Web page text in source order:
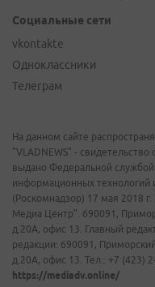
Социальные сети
vkontakte
Одноклассники
Телеграм
На данном сайте
"VLADNEWS" -
выдано Федеральной
информационных технологий
(Роскомнадзор) 17 мая 2018
Медиа Центр". 690091,
д.20А, офис 13. Главный
редакции: 690091,
д.20А, офис 13. Тел.: +7 (423)
https://mediadv.online/